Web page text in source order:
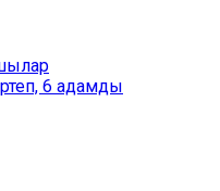
6 адамды